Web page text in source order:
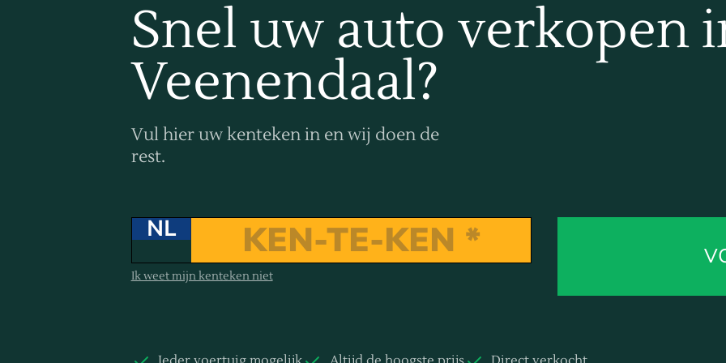
Snel uw auto verkopen
Veenendaal?
Vul hier uw kenteken in en wij doen de
rest.
NL
Ik weet mijn kenteken niet